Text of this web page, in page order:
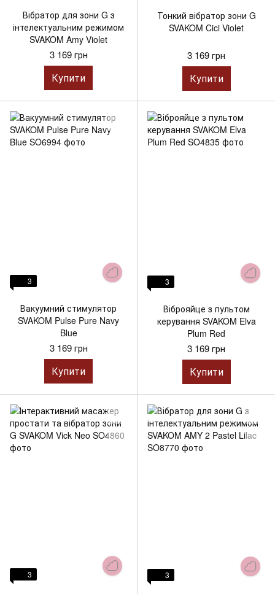
Вібратор для зони G з
інтелектуальним режимом
SVAKOM Amy Violet
3 169 грн
Купити
Тонкий вібратор зони G
SVAKOM Cici Violet
3 169 грн
Купити
3
Вакуумний стимулятор
SVAKOM Pulse Pure Navy
Blue
3 169 грн
Купити
3
Віброяйце з пультом
керування SVAKOM Elva
Plum Red
3 169 грн
Купити
3 3